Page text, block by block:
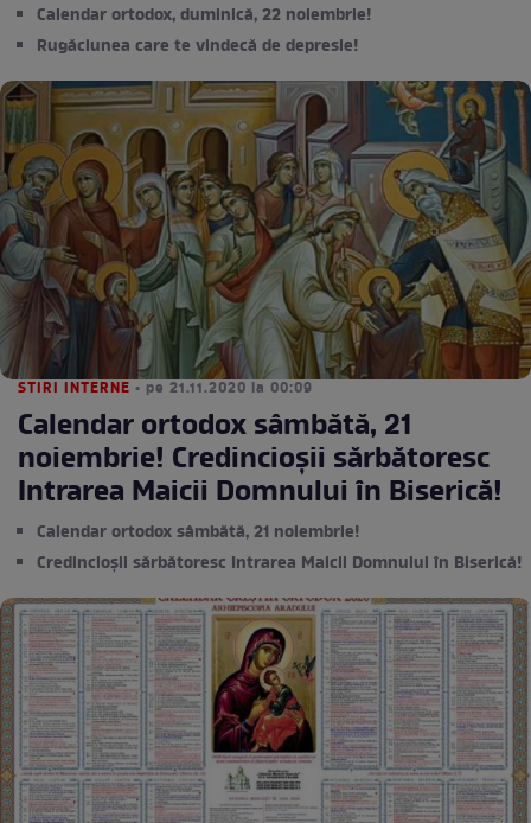
Calendar ortodox, duminică, 22 noiembrie!
Rugăciunea care te vindecă de depresie!
STIRI INTERNE • pe 21.11.2020 la 00:09
Calendar ortodox sâmbătă, 21
noiembrie! Credincioșii sărbătoresc
Intrarea Maicii Domnului în Biserică!
Calendar ortodox sâmbătă, 21 noiembrie!
Credincioșii sărbătoresc Intrarea Maicii Domnului în Biserică!